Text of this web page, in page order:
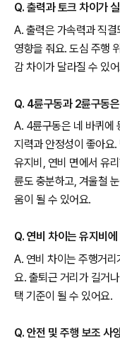
Q. 출력과 토크 차이가
A. 출력은 가속력과 직
영향을 줘요. 도심 주행
감 차이가 달라질 수 있
Q. 4륜구동과 2륜구동
A. 4륜구동은 네 바퀴에
지력과 안정성이 좋아요
유지비, 연비 면에서 유
륜도 충분하고, 겨울철
움이 될 수 있어요.
Q. 연비 차이는 유지비
A. 연비 차이는 주행거
요. 출퇴근 거리가 길거
택 기준이 될 수 있어요.
Q. 안전 및 주행 보조 사